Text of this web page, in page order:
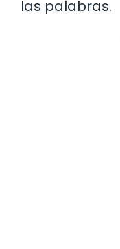
las palabras.